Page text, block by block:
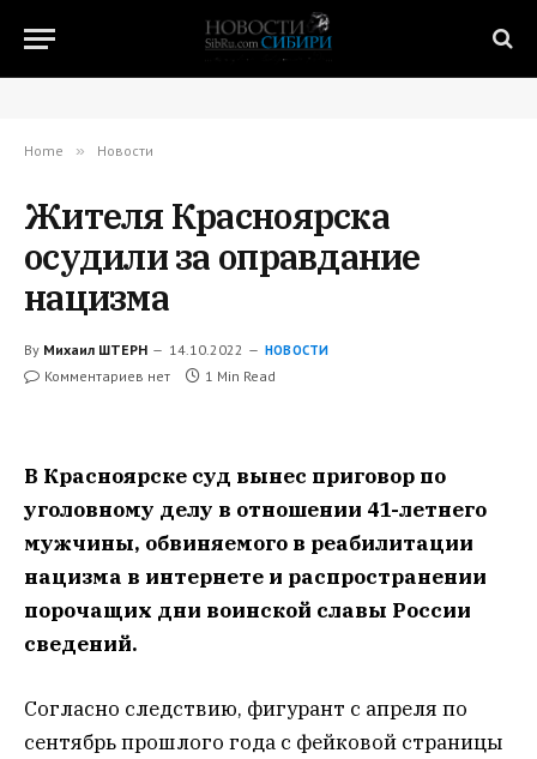
Home » Новости
Жителя Красноярска
осудили за оправдание
нацизма
By Михаил ШТЕРН 14.10.2022 НОВОСТИ
Комментариев нет 1 Min Read
В Красноярске суд вынес приговор по
уголовному делу в отношении 41-летнего
мужчины, обвиняемого в реабилитации
нацизма в интернете и распространении
порочащих дни воинской славы России
сведений.
Согласно следствию, фигурант с апреля по
сентябрь прошлого года с фейковой страницы